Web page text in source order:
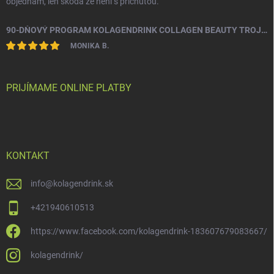
90-DŇOVÝ PROGRAM KOLAGENDRINK COLLAGEN BEAUTY TROJZLOŽKOVÝ (TYP 1, 2 & 3) RYBÍ HYDROLYZOVANÝ KOLAGÉN 3 X 330 G
MONIKA B.
PRIJÍMAME ONLINE PLATBY
KONTAKT
info@kolagendrink.sk
+421940610513
https://www.facebook.com/kolagendrink-183607679083667/
kolagendrink/